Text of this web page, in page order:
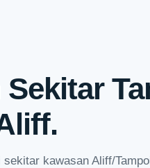
kawasan Aliff/